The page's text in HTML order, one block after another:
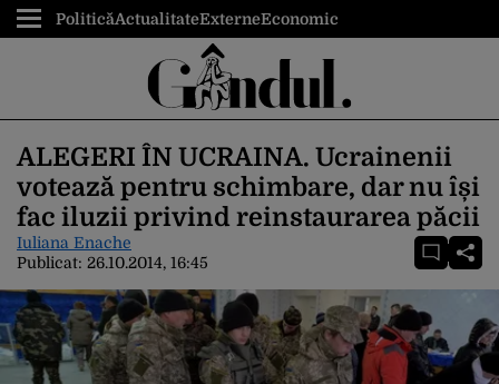
PoliticăActualitateExterneEconomic
ALEGERI ÎN UCRAINA. Ucrainenii
votează pentru schimbare, dar nu își
fac iluzii privind reinstaurarea păcii
Iuliana Enache
Publicat: 26.10.2014, 16:45